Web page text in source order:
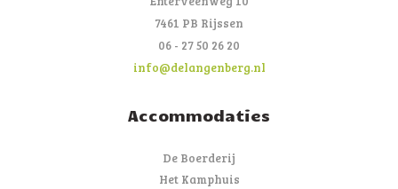
7461 PB Rijssen
06 - 27 50 26 20
info@delangenberg.nl
Accommodaties
De Boerderij
Het Kamphuis